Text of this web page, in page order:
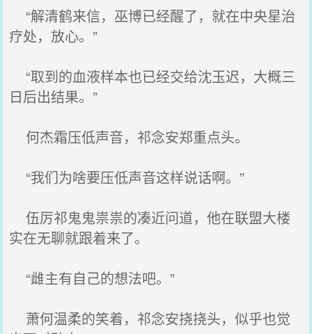
“解清鹤来信，巫博已经醒了，就在中央星治
疗处，放心。”
“取到的血液样本也已经交给沈玉迟，大概三
日后出结果。”
何杰霜压低声音，祁念安郑重点头。
“我们为啥要压低声音这样说话啊。”
伍厉祁鬼鬼祟祟的凑近问道，他在联盟大楼
实在无聊就跟着来了。
“雌主有自己的想法吧。”
萧何温柔的笑着，祁念安挠挠头，似乎也觉